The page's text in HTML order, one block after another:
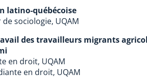
latino-québécoise
sociologie, UQAM
des travailleurs migrants
en droit, UQAM
en droit, UQAM